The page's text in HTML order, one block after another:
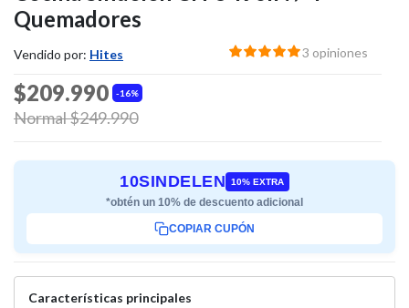
Quemadores
Vendido por: Hites 3 opiniones
16%
$209.990
Price reduced from
Normal $249.990to
10SINDELEN 10% EXTRA
*obtén un 10% de descuento adicional
COPIAR CUPÓN
Características principales